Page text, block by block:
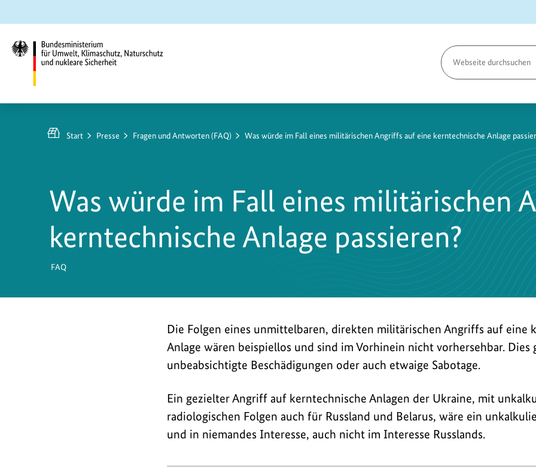
Hauptinhalt
springen
Suche
springen
Hauptnavigation
springen
Umwelt,
Klimaschutz,
nukleare
Sicherheit
Seite
durchsuchen
Start Presse Fragen und Antworten (FAQ) Was würde im Fall eines militärischen Angriffs auf eine kerntechnische Anlage
Was würde im Fall eines militärischen
kerntechnische Anlage passieren?
FAQ
Die Folgen eines unmittelbaren, direkten militärischen Angriffs auf eine
Anlage wären beispiellos und sind im Vorhinein nicht vorhersehbar. Dies
unbeabsichtigte Beschädigungen oder auch etwaige Sabotage.
Ein gezielter Angriff auf kerntechnische Anlagen der Ukraine, mit
radiologischen Folgen auch für Russland und Belarus, wäre ein
und in niemandes Interesse, auch nicht im Interesse Russlands.